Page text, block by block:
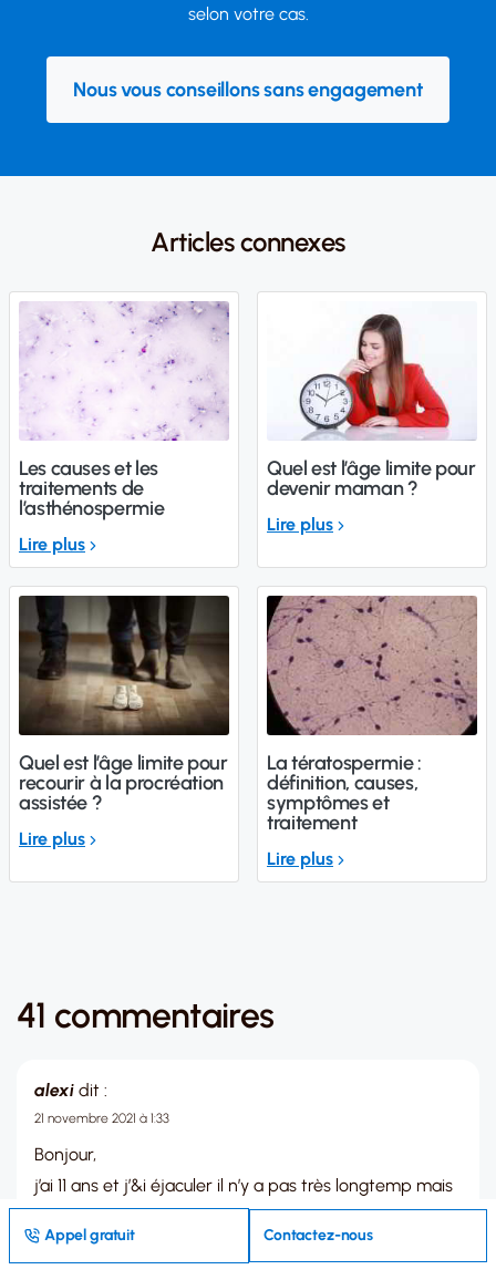
Appel gratuit Contactez-nous
selon votre cas.
Nous vous conseillons sans engagement
Articles connexes
Les causes et les
traitements de
l’asthénospermie
Lire plus
Quel est l’âge limite pour
devenir maman ?
Lire plus
Quel est l’âge limite pour
recourir à la procréation
assistée ?
Lire plus
La tératospermie :
définition, causes,
symptômes et
traitement
Lire plus
41 commentaires
alexi dit :
21 novembre 2021 à 1:33
Bonjour,
j’ai 11 ans et j’&i éjaculer il n’y a pas très longtemp mais
maintenant quand je me masturbe il n’y a plus de
sperme mais j’ai la sensation de plaisire